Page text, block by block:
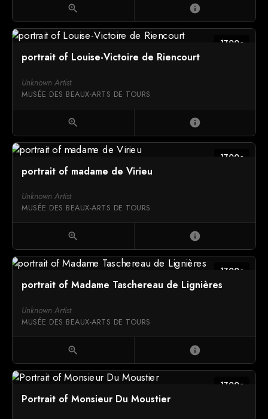
zoom_in info
1700c
portrait of Louise-Victoire de Riencourt
Unknown Artist
MUSÉE DES BEAUX-ARTS DE TOURS
zoom_in info
1700c
portrait of madame de Virieu
Unknown Artist
MUSÉE DES BEAUX-ARTS DE TOURS
zoom_in info
1700c
portrait of Madame Taschereau de Lignières
Unknown Artist
MUSÉE DES BEAUX-ARTS DE TOURS
zoom_in info
1700c
Portrait of Monsieur Du Moustier